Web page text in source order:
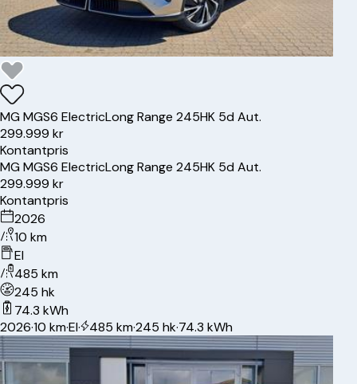
MGMGS6 ElectricLong Range 245HK 5d Aut.
299.999 kr
Kontantpris
MGMGS6 ElectricLong Range 245HK 5d Aut.
299.999 kr
Kontantpris
2026
10 km
El
485 km
245 hk
74.3 kWh
2026·10 km·El· 485 km·245 hk·74.3 kWh